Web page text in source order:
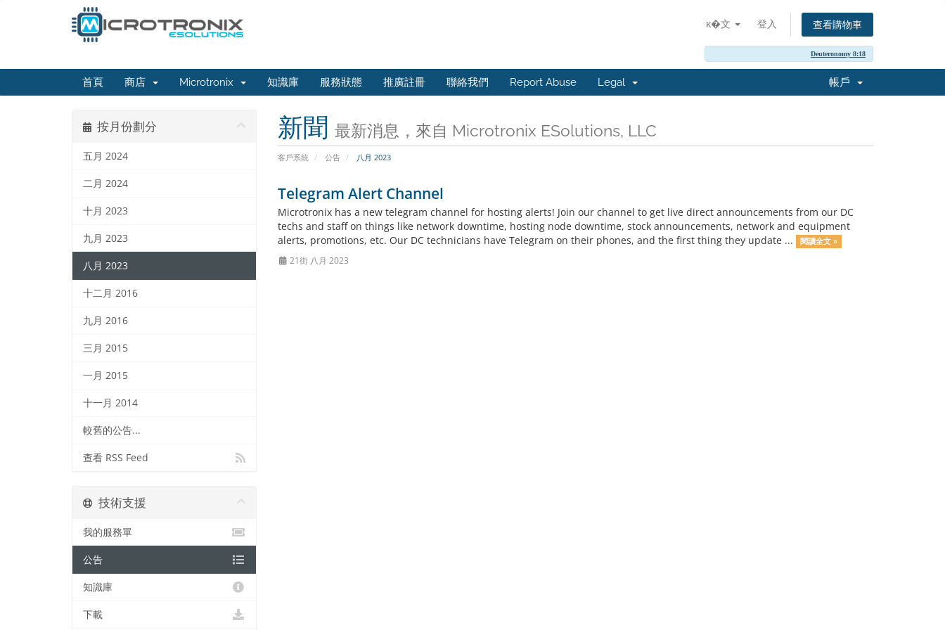
ĸ�文 登入 查看購物車
Deuteronomy 8:18
首頁 商店 Microtronix 知識庫 服務狀態 推廣註冊 聯絡我們 Report Abuse Legal 帳戶
新聞 最新消息，來自 Microtronix ESolutions, LLC
客戶系統 公告 八月 2023
按月份劃分
五月 2024
二月 2024
十月 2023
九月 2023
八月 2023
十二月 2016
九月 2016
三月 2015
一月 2015
十一月 2014
較舊的公告...
查看 RSS Feed
Telegram Alert Channel
Microtronix has a new telegram channel for hosting alerts! Join our channel to get live direct announcements from our DC
techs and staff on things like network downtime, hosting node downtime, stock announcements, network and equipment
alerts, promotions, etc. Our DC technicians have Telegram on their phones, and the first thing they update ...
閱讀全文 »
21街 八月 2023
技術支援
我的服務單
公告
知識庫
下載